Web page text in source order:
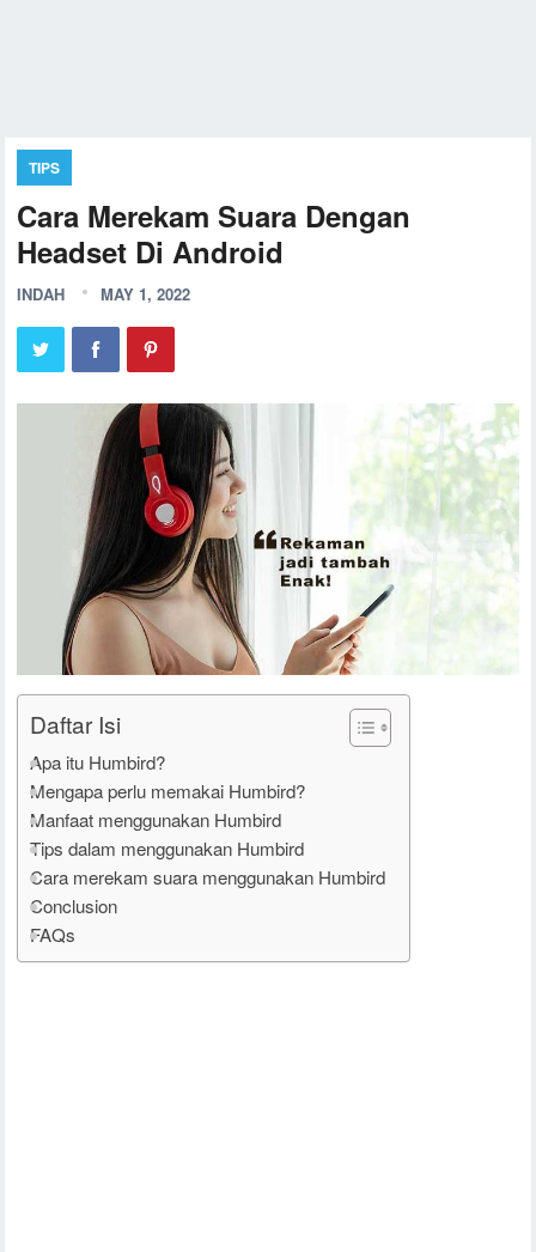
TIPS
Cara Merekam Suara Dengan
Headset Di Android
INDAH MAY 1, 2022
Daftar Isi
Apa itu Humbird?
Mengapa perlu memakai Humbird?
Manfaat menggunakan Humbird
Tips dalam menggunakan Humbird
Cara merekam suara menggunakan Humbird
Conclusion
FAQs